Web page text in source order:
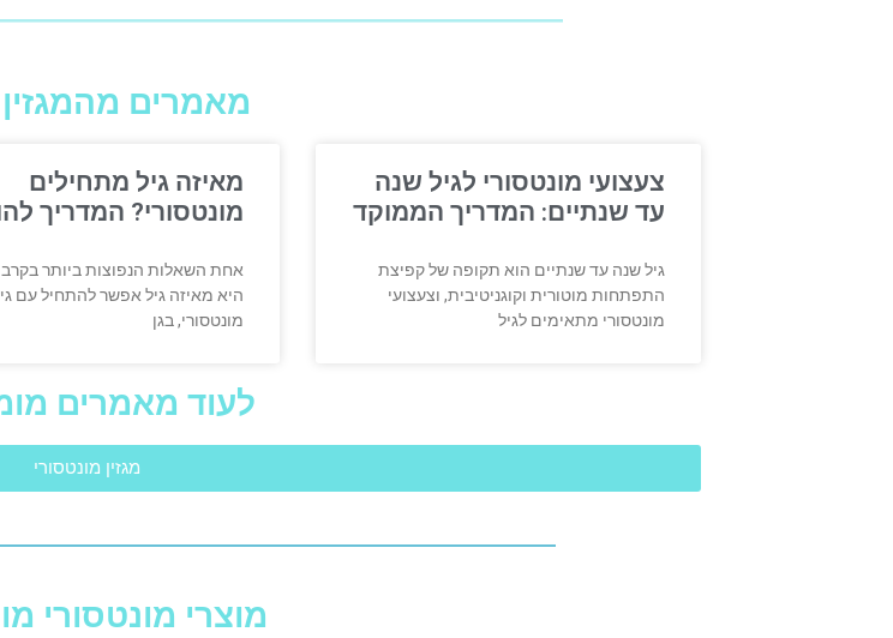
מאמרים
צעצועי מונטסורי לגיל שנה
עד שנתיים: המדריך הממוקד
גיל שנה עד שנתיים הוא תקופה של קפיצת
התפתחות מוטורית וקוגניטיבית, וצעצועי
מונטסורי מתאימים לגיל
מאיזה גיל מתחילים
מונטסורי? המדריך
אחת השאלות הנפוצות ביותר בקרב
היא מאיזה גיל אפשר להתחיל עם
מונטסורי, בגן
לעוד מאמרים
מגזין מונטסורי
מוצרי מונטסורי